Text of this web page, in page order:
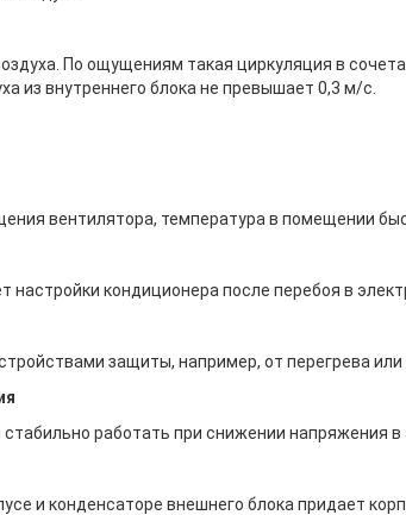
По ощущениям такая циркуляция в
из внутреннего блока не превышает 0,3 м/с.
вентилятора, температура в помещении
настройки кондиционера после перебоя в
защиты, например, от перегрева или
работать при снижении напряжения в
и конденсаторе внешнего блока придает